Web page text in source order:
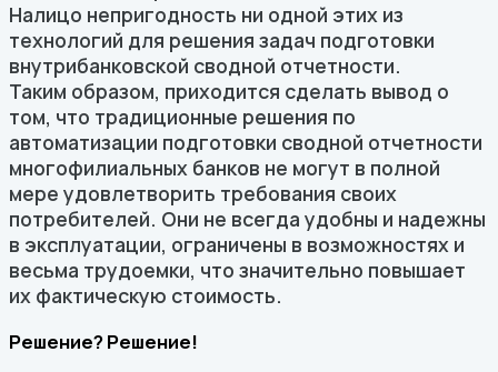
Налицо непригодность ни одной этих из
технологий для решения задач подготовки
внутрибанковской сводной отчетности.
Таким образом, приходится сделать вывод о
том, что традиционные решения по
автоматизации подготовки сводной отчетности
многофилиальных банков не могут в полной
мере удовлетворить требования своих
потребителей. Они не всегда удобны и надежны
в эксплуатации, ограничены в возможностях и
весьма трудоемки, что значительно повышает
их фактическую стоимость.
Решение? Решение!